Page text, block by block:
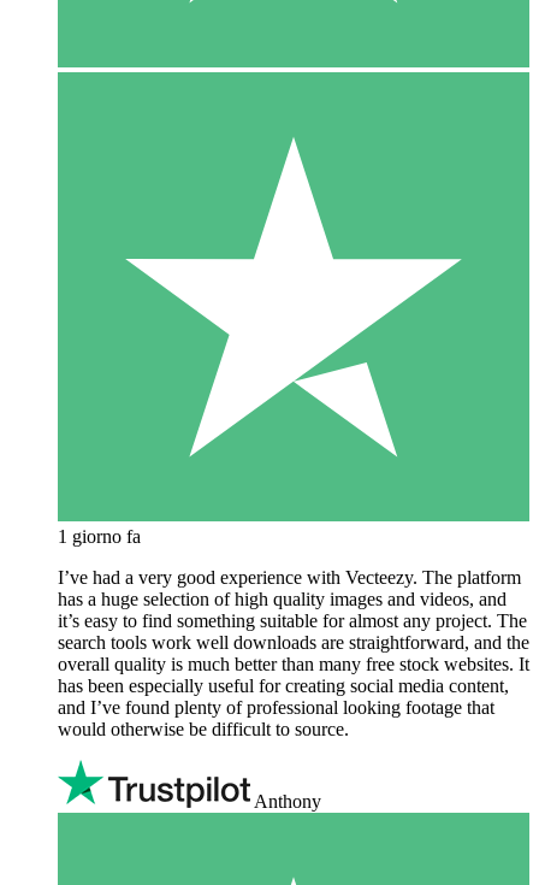
1 giorno fa
I’ve had a very good experience with Vecteezy. The platform
has a huge selection of high quality images and videos, and
it’s easy to find something suitable for almost any project. The
search tools work well downloads are straightforward, and the
overall quality is much better than many free stock websites. It
has been especially useful for creating social media content,
and I’ve found plenty of professional looking footage that
would otherwise be difficult to source.
Anthony